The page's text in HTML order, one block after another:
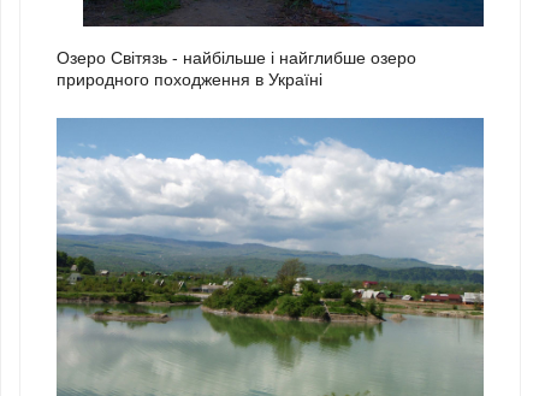
Озеро Світязь - найбільше і найглибше озеро
природного походження в Україні